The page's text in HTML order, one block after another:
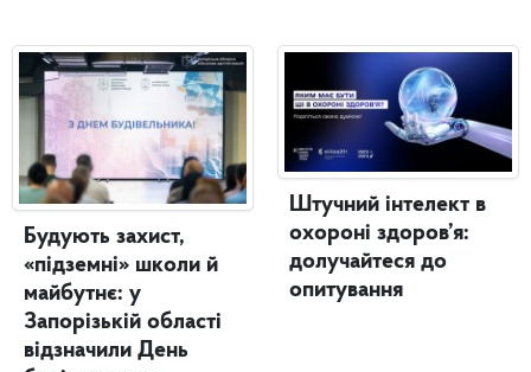
Будують захист,
«підземні» школи й
майбутнє: у
Запорізькій області
відзначили День
Штучний інтелект в
охороні здоров’я:
долучайтеся до
опитування